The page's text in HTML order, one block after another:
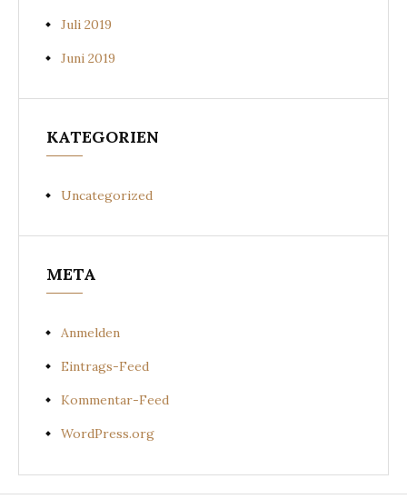
Juli 2019
Juni 2019
KATEGORIEN
Uncategorized
META
Anmelden
Eintrags-Feed
Kommentar-Feed
WordPress.org